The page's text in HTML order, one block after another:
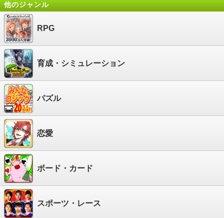
他のジャンル
RPG
育成・シミュレーション
パズル
恋愛
ボード・カード
スポーツ・レース